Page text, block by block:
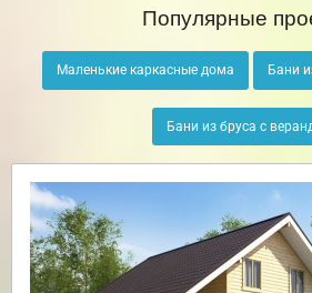
Популярные
Маленькие каркасные дома Бани
Бани из бруса с